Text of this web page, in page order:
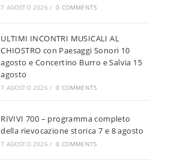
7 AGOSTO 2026 / 0 COMMENTS
ULTIMI INCONTRI MUSICALI AL
CHIOSTRO con Paesaggi Sonori 10
agosto e Concertino Burro e Salvia 15
agosto
7 AGOSTO 2026 / 0 COMMENTS
RIVIVI 700 – programma completo
della rievocazione storica 7 e 8 agosto
7 AGOSTO 2026 / 0 COMMENTS